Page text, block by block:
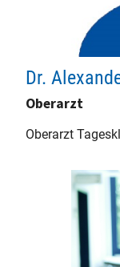
Dr.
Oberarzt
Oberarzt